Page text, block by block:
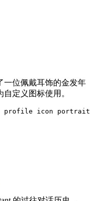
一位佩戴耳饰的金发年
定义图标使用。
profile icon portrait